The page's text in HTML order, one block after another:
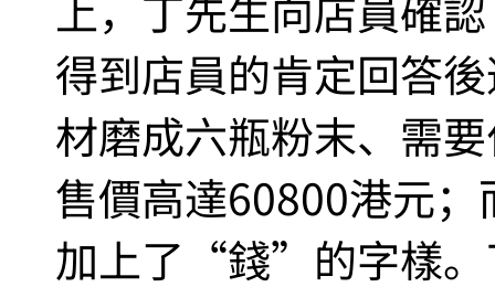
得到店員的肯定回答
材磨成六瓶粉末、需
售價高達60800港元
加上了“錢”的字樣。